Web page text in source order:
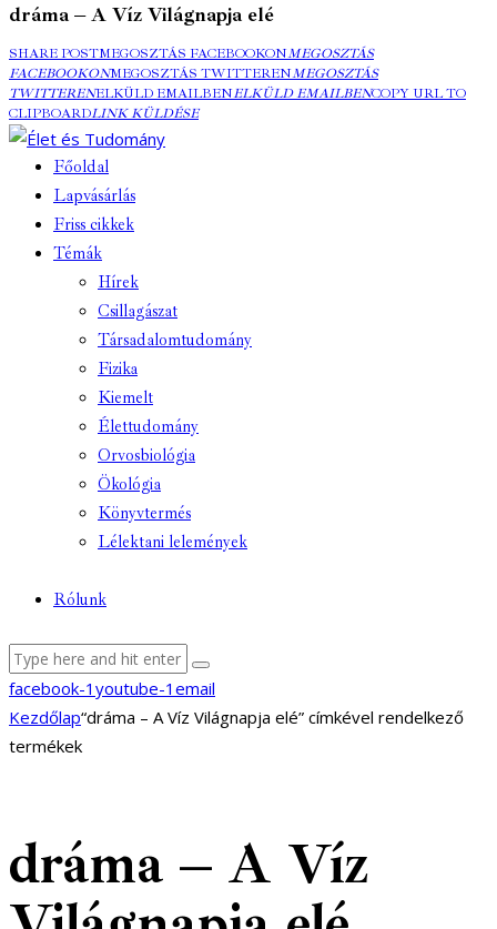
dráma – A Víz Világnapja elé
SHARE POSTMEGOSZTÁS FACEBOOKONMEGOSZTÁS
FACEBOOKONMEGOSZTÁS TWITTERENMEGOSZTÁS
TWITTERENELKÜLD EMAILBENELKÜLD EMAILBENCOPY URL TO
CLIPBOARDLINK KÜLDÉSE
Főoldal
Lapvásárlás
Friss cikkek
Témák
Hírek
Csillagászat
Társadalomtudomány
Fizika
Kiemelt
Élettudomány
Orvosbiológia
Ökológia
Könyvtermés
Lélektani lelemények
Rólunk
facebook-1 youtube-1 email
Kezdőlap“dráma – A Víz Világnapja elé” címkével rendelkező
termékek
dráma – A Víz